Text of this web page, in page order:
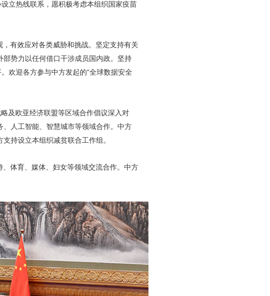
立热线联系，愿积极考虑本组织国家疫苗
有效应对各类威胁和挑战。坚定支持有关
势力以任何借口干涉成员国内政。坚持
欢迎各方参与中方发起的“全球数据安全
及欧亚经济联盟等区域合作倡议深入对
人工智能、智慧城市等领域合作。中方
持设立本组织减贫联合工作组。
体育、媒体、妇女等领域交流合作。中方